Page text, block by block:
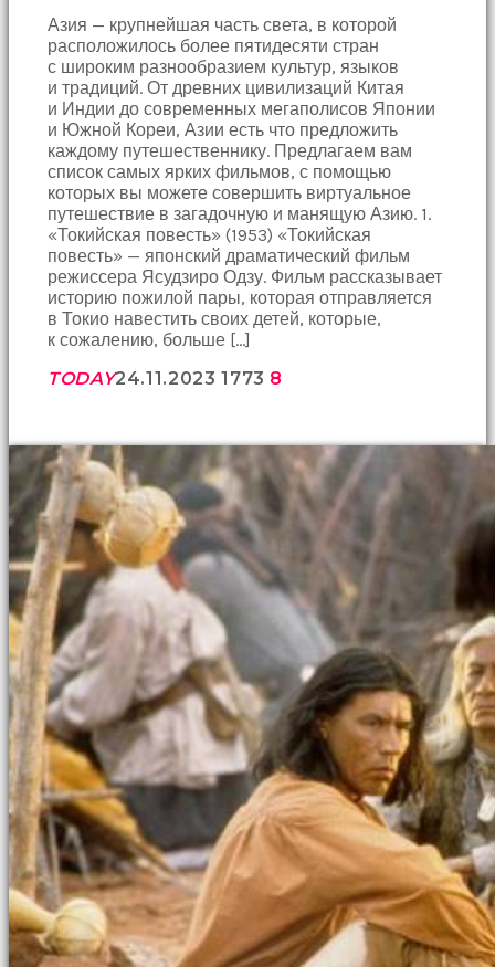
Азия — крупнейшая часть света, в которой
расположилось более пятидесяти стран
с широким разнообразием культур, языков
и традиций. От древних цивилизаций Китая
и Индии до современных мегаполисов Японии
и Южной Кореи, Азии есть что предложить
каждому путешественнику. Предлагаем вам
список самых ярких фильмов, с помощью
которых вы можете совершить виртуальное
путешествие в загадочную и манящую Азию. 1.
«Токийская повесть» (1953) «Токийская
повесть» — японский драматический фильм
режиссера Ясудзиро Одзу. Фильм рассказывает
историю пожилой пары, которая отправляется
в Токио навестить своих детей, которые,
к сожалению, больше […]
TODAY24.11.2023 1773 8